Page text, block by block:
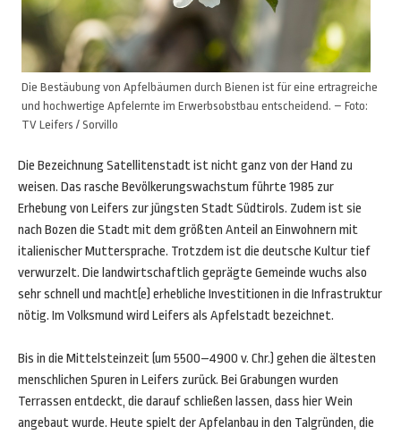
Die Bestäubung von Apfelbäumen durch Bienen ist für eine ertragreiche
und hochwertige Apfelernte im Erwerbsobstbau entscheidend. – Foto:
TV Leifers / Sorvillo
Die Bezeichnung Satellitenstadt ist nicht ganz von der Hand zu
weisen. Das rasche Bevölkerungswachstum führte 1985 zur
Erhebung von Leifers zur jüngsten Stadt Südtirols. Zudem ist sie
nach Bozen die Stadt mit dem größten Anteil an Einwohnern mit
italienischer Muttersprache. Trotzdem ist die deutsche Kultur tief
verwurzelt. Die landwirtschaftlich geprägte Gemeinde wuchs also
sehr schnell und macht(e) erhebliche Investitionen in die Infrastruktur
nötig. Im Volksmund wird Leifers als Apfelstadt bezeichnet.
Bis in die Mittelsteinzeit (um 5500–4900 v. Chr.) gehen die ältesten
menschlichen Spuren in Leifers zurück. Bei Grabungen wurden
Terrassen entdeckt, die darauf schließen lassen, dass hier Wein
angebaut wurde. Heute spielt der Apfelanbau in den Talgründen, die